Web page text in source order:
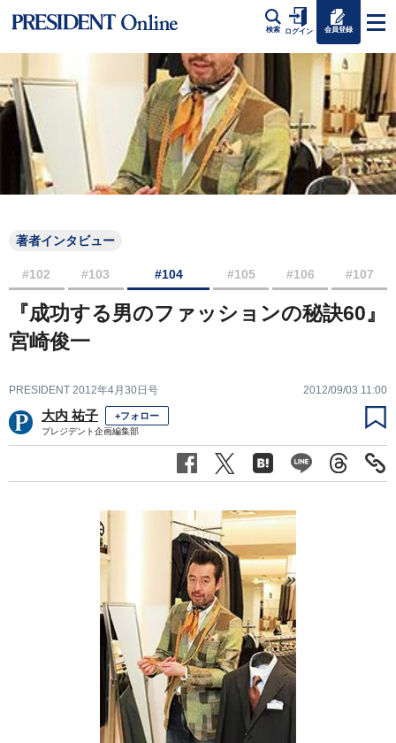
検索 ログイン 会員登録
著者インタビュー
#102 #103 #104 #105 #106 #107
『成功する男のファッションの秘訣60』
宮崎俊一
PRESIDENT 2012年4月30日号 2012/09/03 11:00
大内 祐子 +フォロー
プレジデント企画編集部